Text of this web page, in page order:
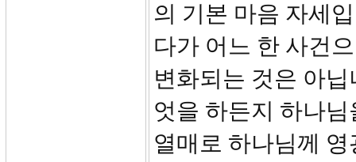
의 기본 마음 자세
다가 어느 한 사건
변화되는 것은 아
엇을 하든지 하나
열매로 하나님께